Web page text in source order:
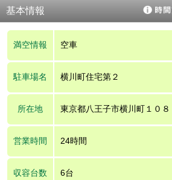
基本情報
満空情報 空車
駐車場名 横川町住宅第２
所在地 東京都八王子市横川町１０８
営業時間 24時間
収容台数 6台